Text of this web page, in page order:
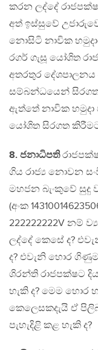
කරන ලද්දේ
අත් ඉස්සුවේ
නොසිටි නාවික
රගර් ගැසූ යෝශිත
අතරතුර
සම්බන්ධයෙන් සිරගත
ඇත්තේ නාවික හමුදා
යෝශිත සිරගත කිරීමට
8. ජනාධිපති
ගිය රාජ්‍ය නොවන
මහජන බැංකුවේ සුදු
(අංක
222222222V නම්
ලද්දේ කෙසේ ද?
ද? එවැනි හොර
ශිරන්ති රාජපක්ෂට
හැකි ද? මෙම හොර
කෙලෙසකදැයි ඒ
පැහැදිළි කළ හැකි ද?